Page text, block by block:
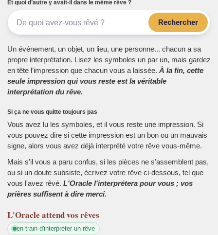
Et quoi d’autre y avait-il dans le même rêve ?
Rechercher
Un événement, un objet, un lieu, une personne... chacun a sa
propre interprétation. Lisez les symboles un par un, mais gardez
en tête l’impression que chacun vous a laissée. À la fin, cette
seule impression qui vous reste est la véritable
interprétation du rêve.
Si ça ne vous quitte toujours pas
Vous avez lu les symboles, et il vous reste une impression. Si
vous pouvez dire si cette impression est un bon ou un mauvais
signe, alors vous avez déjà interprété votre rêve vous-même.
Mais s'il vous a paru confus, si les pièces ne s'assemblent pas,
ou si un doute subsiste, écrivez votre rêve ci-dessous, tel que
vous l'avez rêvé. L'Oracle l'interprétera pour vous ; vos
prières suffisent à dire merci.
L'Oracle attend vos rêves
en train d'interpréter un rêve